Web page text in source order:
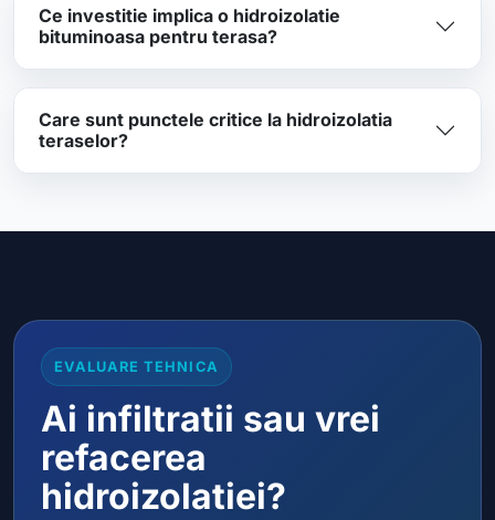
Ce investitie implica o hidroizolatie
bituminoasa pentru terasa?
Care sunt punctele critice la hidroizolatia
teraselor?
EVALUARE TEHNICA
Ai infiltratii sau vrei
refacerea
hidroizolatiei?